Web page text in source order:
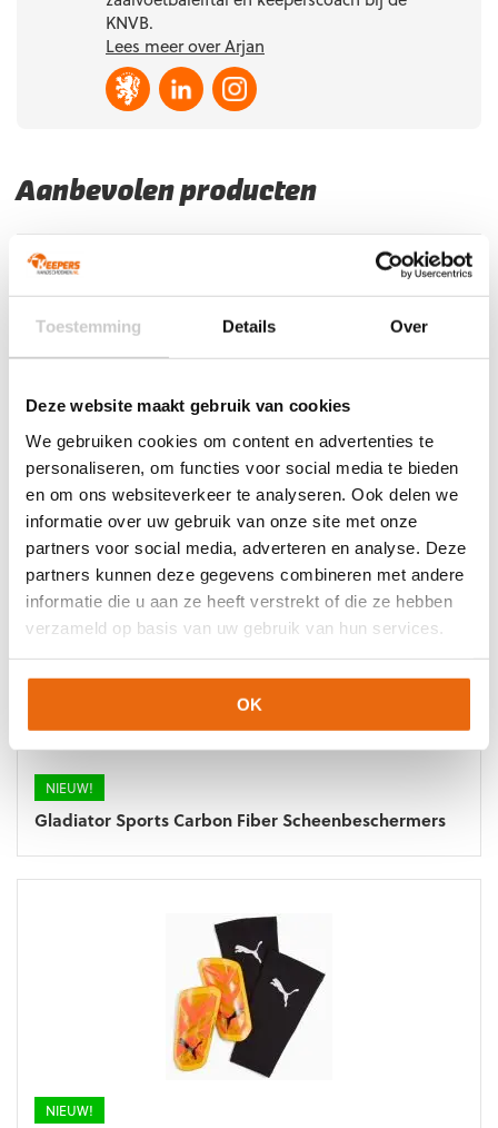
Toestemming Details Over
Deze website maakt gebruik van cookies
We gebruiken cookies om content en advertenties te
personaliseren, om functies voor social media te bieden
en om ons websiteverkeer te analyseren. Ook delen we
informatie over uw gebruik van onze site met onze
partners voor social media, adverteren en analyse. Deze
partners kunnen deze gegevens combineren met andere
informatie die u aan ze heeft verstrekt of die ze hebben
verzameld op basis van uw gebruik van hun services.
OK
KNVB.
Lees meer over Arjan
Aanbevolen producten
NIEUW!
Stanno Dazzle Scheenbeschermers
NIEUW!
Gladiator Sports Carbon Fiber Scheenbeschermers
NIEUW!